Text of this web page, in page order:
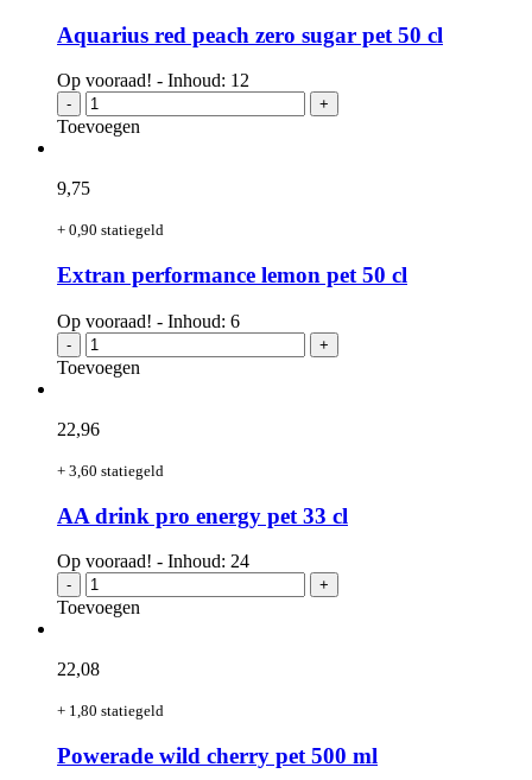
Aquarius red peach zero sugar pet 50 cl
Op vooraad! - Inhoud: 12
-
Aquarius
red
peach
sugar
50
aantal
+
Toevoegen
9,75
+ 0,90 statiegeld
Extran performance lemon pet 50 cl
Op vooraad! - Inhoud: 6
-
Extran
performance
lemon
50
aantal
+
Toevoegen
22,96
+ 3,60 statiegeld
AA drink pro energy pet 33 cl
Op vooraad! - Inhoud: 24
-
AA
drink
pet
cl
+
Toevoegen
22,08
+ 1,80 statiegeld
Powerade wild cherry pet 500 ml